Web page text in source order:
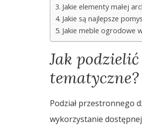
Jakie elementy małej
Jakie są najlepsze
Jakie meble ogrodowe
Jak
tematyczne?
Podział przestronnego
wykorzystanie